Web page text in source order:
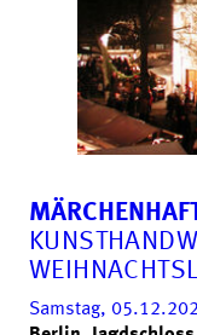
Samstag,